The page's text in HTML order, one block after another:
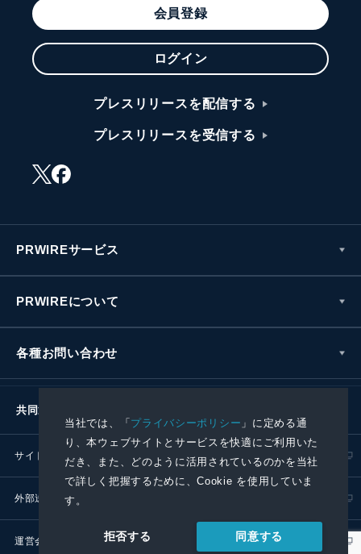
当社では、「プライバシーポリシー 」に定める通
り、本ウェブサイトとサービスを快適にご利用いた
だき、また、どのように活用されているのかを当社
で詳しく把握するために、Cookie を使用していま
す。
拒否する 同意する
会員登録
ログイン
プレスリリースを配信する
プレスリリースを受信する
PRWIREサービス
PRWIREについて
各種お問い合わせ
共同通信社グループ
サイトポリシー プライバシーポリシー
外部送信ポリシー
運営会社